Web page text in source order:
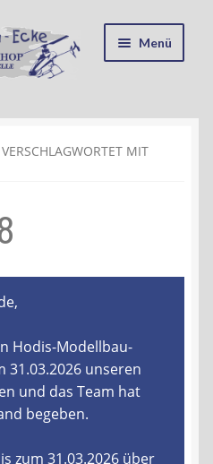
Menü
Umwelt
MIT
Hodis-Modellbau-
31.03.2026 unseren
und das Team hat
begeben.
zum 31.03.2026 über